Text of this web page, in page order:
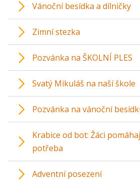
Vánoční besídka a dílničky
Zimní stezka
Pozvánka na ŠKOLNÍ PLES
Svatý Mikuláš na naší škole
Pozvánka na vánoční
Krabice od bot: Žáci
potřeba
Adventní posezení